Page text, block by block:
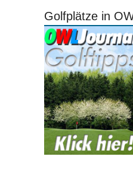
Golfplätze in